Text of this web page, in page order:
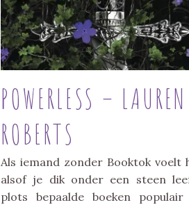
POWERLESS – LAUREN
ROBERTS
Als iemand zonder Booktok voelt
alsof je dik onder een steen
plots bepaalde boeken populair